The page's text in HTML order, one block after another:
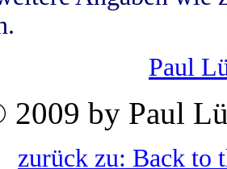
Paul
2009 by Paul
zurück zu: Back to